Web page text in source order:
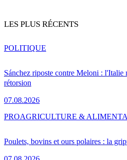
LES PLUS RÉCENTS
Sánchez riposte contre Meloni : l'Italie
rétorsion
07.08.2026
POLITIQUE
Poulets, bovins et ours polaires : la
PROAGRICULTURE &